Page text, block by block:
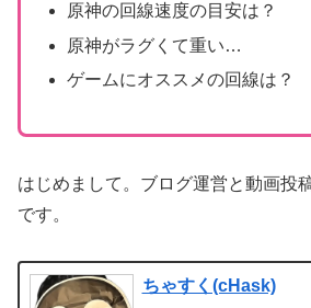
原神の回線速度の目安は？
原神がラグくて重い…
ゲームにオススメの回線は？
はじめまして。ブログ運営と動画投
です。
ちゃすく(cHask)